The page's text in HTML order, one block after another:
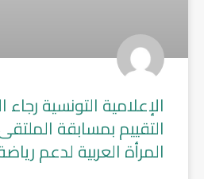
الإعلامية التونسية
التقييم بمسابقة
المرأة العربية لدعم